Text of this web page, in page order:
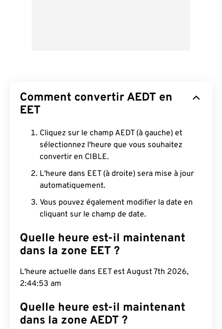
Comment convertir AEDT en
EET
Cliquez sur le champ AEDT (à gauche) et
sélectionnez l'heure que vous souhaitez
convertir en CIBLE.
L'heure dans EET (à droite) sera mise à jour
automatiquement.
Vous pouvez également modifier la date en
cliquant sur le champ de date.
Quelle heure est-il maintenant
dans la zone EET ?
L'heure actuelle dans EET est August 7th 2026,
2:44:54 am
Quelle heure est-il maintenant
dans la zone AEDT ?